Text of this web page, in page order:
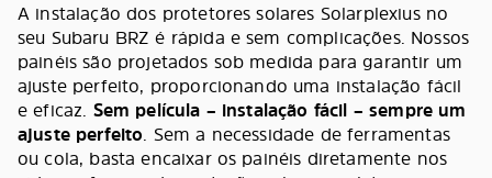
A instalação dos protetores solares Solarplexius no
seu Subaru BRZ é rápida e sem complicações. Nossos
painéis são projetados sob medida para garantir um
ajuste perfeito, proporcionando uma instalação fácil
e eficaz. Sem película – instalação fácil – sempre um
ajuste perfeito. Sem a necessidade de ferramentas
ou cola, basta encaixar os painéis diretamente nos